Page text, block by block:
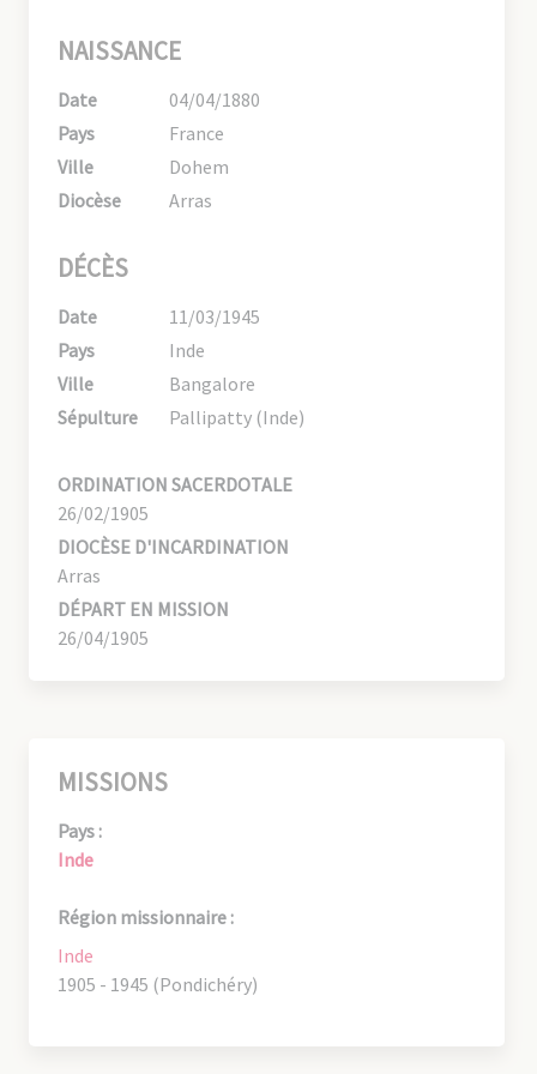
NAISSANCE
Date
04/04/1880
Pays
France
Ville
Dohem
Diocèse
Arras
DÉCÈS
Date
11/03/1945
Pays
Inde
Ville
Bangalore
Sépulture
Pallipatty (Inde)
ORDINATION SACERDOTALE
26/02/1905
DIOCÈSE D'INCARDINATION
Arras
DÉPART EN MISSION
26/04/1905
MISSIONS
Pays :
Inde
Région missionnaire :
Inde
1905 - 1945 (Pondichéry)